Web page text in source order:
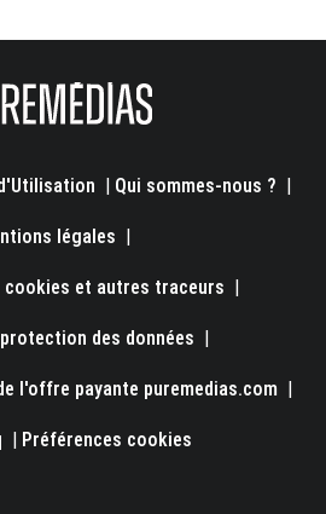
Qui sommes-nous ?
légales
cookies et autres traceurs
des données
l'offre payante puremedias.com
Préférences cookies